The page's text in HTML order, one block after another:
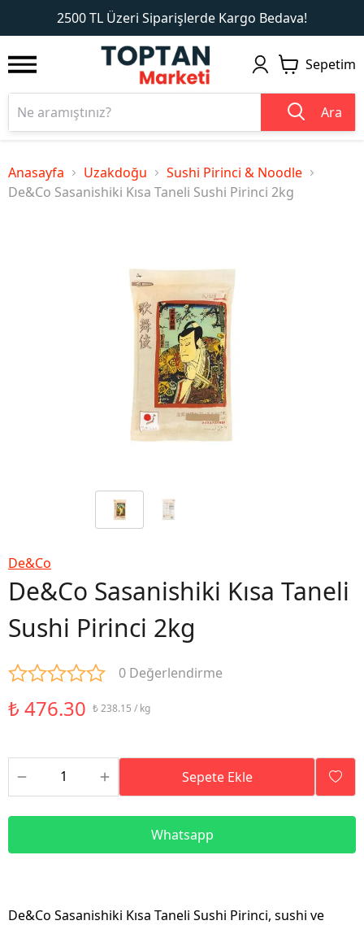
2500 TL Üzeri Siparişlerde Kargo Bedava!
1
Sepetim
Ara
Anasayfa Uzakdoğu
Sushi Pirinci & Noodle
De&Co Sasanishiki Kısa Taneli Sushi Pirinci 2kg
De&Co
De&Co Sasanishiki Kısa Taneli
Sushi Pirinci 2kg
0 Değerlendirme
₺ 476.30 ₺ 238.15 / kg
Sepete Ekle
Whatsapp
De&Co Sasanishiki Kısa Taneli Sushi Pirinci, sushi ve